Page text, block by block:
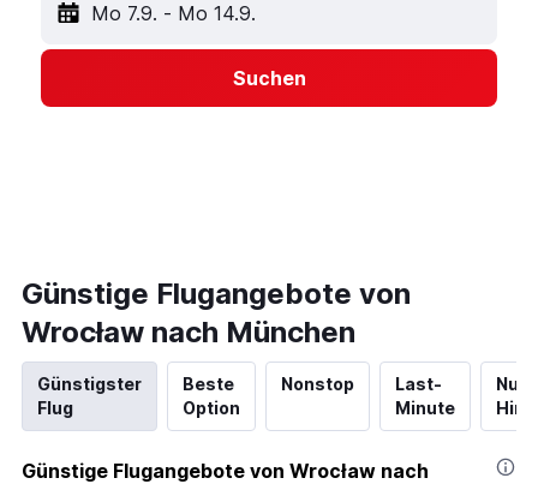
Mo 7.9. - Mo 14.9.
Suchen
Günstige Flugangebote von
Wrocław nach München
Günstigster
Flug
Beste
Option
Nonstop
Last-
Minute
Nur
Günstige Flugangebote von Wrocław nach